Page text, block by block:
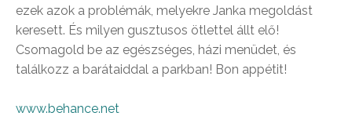
ezek azok a problémák, melyekre Janka megoldást
keresett. És milyen gusztusos ötlettel állt elő!
Csomagold be az egészséges, házi menüdet, és
találkozz a barátaiddal a parkban! Bon appétit!
www.behance.net